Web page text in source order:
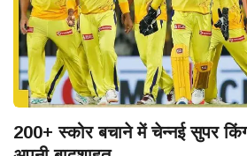
200+ स्कोर बचाने में चेन्नई सुपर